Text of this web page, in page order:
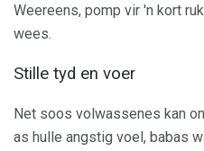
Weereens, pomp vir 'n kort
wees.
Stille tyd en voer
Net soos volwassenes kan
as hulle angstig voel, babas